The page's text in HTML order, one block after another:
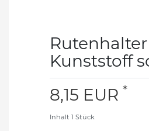
Kunststoff
8,15 EUR *
Inhalt 1 Stück